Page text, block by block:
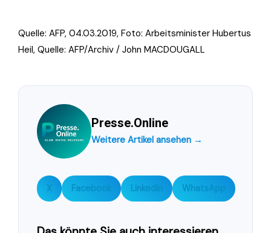
Quelle: AFP, 04.03.2019, Foto: Arbeitsminister Hubertus
Heil, Quelle: AFP/Archiv / John MACDOUGALL
Presse.Online
Weitere Artikel ansehen →
X Facebook LinkedIn WhatsApp